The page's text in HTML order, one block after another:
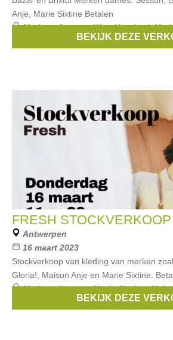
Anje, Marie Sixtine Betalen
Merken:Sessun,Won Hundred,
The Goodpeople, ...
BEKIJK DEZE
FRESH STOCKVERKOOP
Antwerpen
16 maart 2023
Stockverkoop van kleding van merken
Gloria!, Maison Anje en Marie Sixtine.
Merken:Sessun,Marie Sixtine,
BEKIJK DEZE